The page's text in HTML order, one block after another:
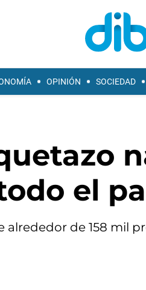
OPINIÓN SOCIEDAD
el
alrededor de 158 mil